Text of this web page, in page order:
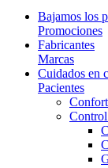
Bajamos los
Promociones
Fabricantes
Marcas
Cuidados en
Pacientes
Confort